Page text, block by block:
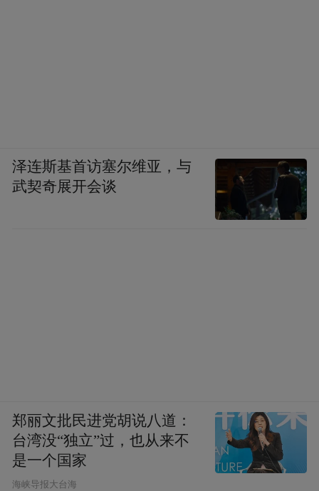
泽连斯基首访塞尔维亚，与
武契奇展开会谈
郑丽文批民进党胡说八道：
台湾没“独立”过，也从来不
是一个国家
​海峡导报大台海